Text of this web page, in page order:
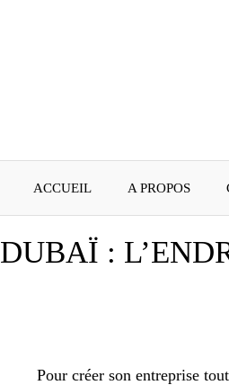
ACCUEIL A PROPOS
DUBAÏ :
Pour créer son entreprise